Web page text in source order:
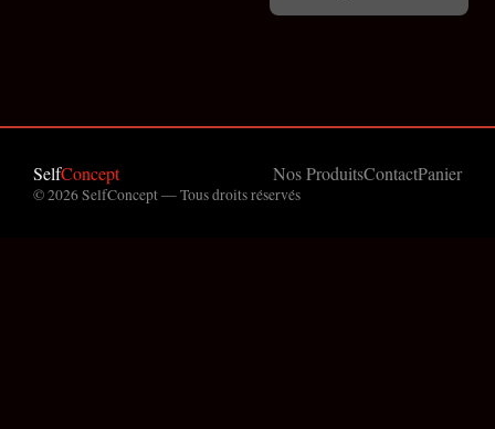
SelfConcept Nos ProduitsContactPanier
© 2026 SelfConcept — Tous droits réservés